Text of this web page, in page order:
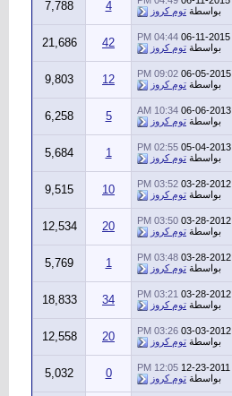
بواسطة توم كروز 4
7,788
06-11-2015
04:44 PM
بواسطة توم كروز 42
21,686
06-05-2015
09:02 PM
بواسطة توم كروز 12
9,803
06-06-2013
10:34 AM
بواسطة توم كروز 5
6,258
05-04-2013
02:55 PM
بواسطة توم كروز 1
5,684
03-28-2012
03:52 PM
بواسطة توم كروز 10
9,515
03-28-2012
03:50 PM
بواسطة توم كروز 20
12,534
03-28-2012
03:48 PM
بواسطة توم كروز 1
5,769
03-28-2012
03:21 PM
بواسطة توم كروز 34
18,833
03-03-2012
03:26 PM
بواسطة توم كروز 20
12,558
12-23-2011
12:05 PM
بواسطة توم كروز 0
5,032